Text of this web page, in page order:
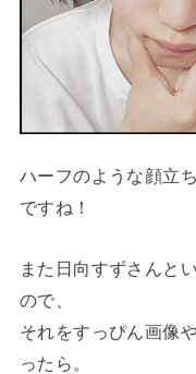
ハーフのような顔立
ですね！
また日向すずさんと
ので、
それをすっぴん画像
ったら。